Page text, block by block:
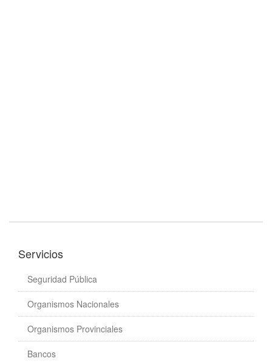
Servicios
Seguridad Pública
Organismos Nacionales
Organismos Provinciales
Bancos